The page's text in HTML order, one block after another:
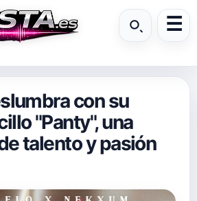
con su
"Panty", una
talento y pasión